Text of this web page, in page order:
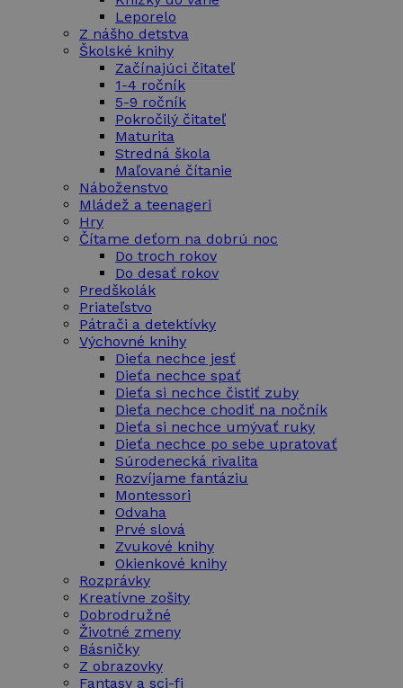
Leporelo
Z nášho detstva
Školské knihy
Začínajúci čitateľ
1-4 ročník
5-9 ročník
Pokročilý čitateľ
Maturita
Stredná škola
Maľované čítanie
Náboženstvo
Mládež a teenageri
Hry
Čítame deťom na dobrú noc
Do troch rokov
Do desať rokov
Predškolák
Priateľstvo
Pátrači a detektívky
Výchovné knihy
Dieťa nechce jesť
Dieťa nechce spať
Dieťa si nechce čistiť zuby
Dieťa nechce chodiť na nočník
Dieťa si nechce umývať ruky
Dieťa nechce po sebe upratovať
Súrodenecká rivalita
Rozvíjame fantáziu
Montessori
Odvaha
Prvé slová
Zvukové knihy
Okienkové knihy
Rozprávky
Kreatívne zošity
Dobrodružné
Životné zmeny
Básničky
Z obrazovky
Fantasy a sci-fi